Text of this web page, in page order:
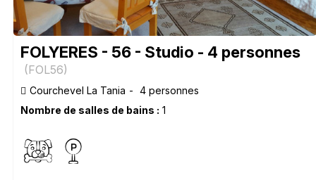
FOLYERES - 56 - Studio - 4 personnes
(FOL56)
Courchevel La Tania
4 personnes
Nombre de salles de bains : 1